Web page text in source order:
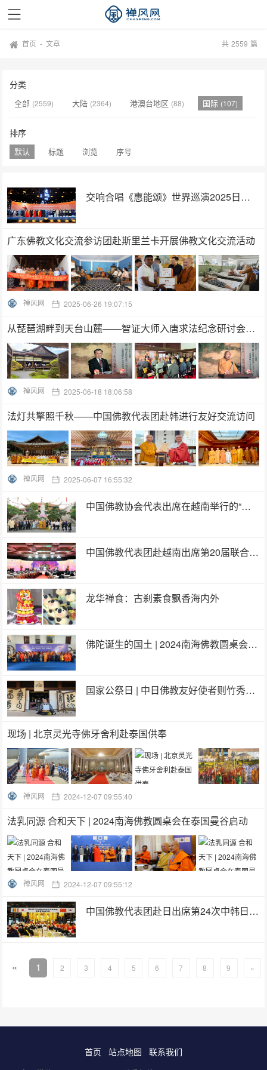
首页 -文章 共 2559 篇
分类
全部 (2559) 大陆 (2364) 港澳台地区 (88) 国际 (107)
排序
默认 标题 浏览 序号
交响合唱《惠能颂》世界巡演2025日本大阪世博会站圆满成功
广东佛教文化交流参访团赴斯里兰卡开展佛教文化交流活动
禅风网 2025-06-26 19:07:15
从琵琶湖畔到天台山麓——智证大师入唐求法纪念研讨会在日本三井寺举行
禅风网 2025-06-18 18:06:58
法灯共擎照千秋——中国佛教代表团赴韩进行友好交流访问
禅风网 2025-06-07 16:55:32
中国佛教协会代表出席在越南举行的“世佛联”执委会第103次会议
中国佛教代表团赴越南出席第20届联合国卫塞节庆祝活动
龙华禅食：古刹素食飘香海内外
佛陀诞生的国土 | 2024南海佛教圆桌会加德满都论坛顺利举行
国家公祭日 | 中日佛教友好使者则竹秀南长老为死难者创作法会香语
现场 | 北京灵光寺佛牙舍利赴泰国供奉
禅风网 2024-12-07 09:55:40
法乳同源 合和天下 | 2024南海佛教圆桌会在泰国曼谷启动
禅风网 2024-12-07 09:55:12
中国佛教代表团赴日出席第24次中韩日佛教友好交流会议
« 1 2 3 4 5 6 7 8 9 »
首页 站点地图
联系我们